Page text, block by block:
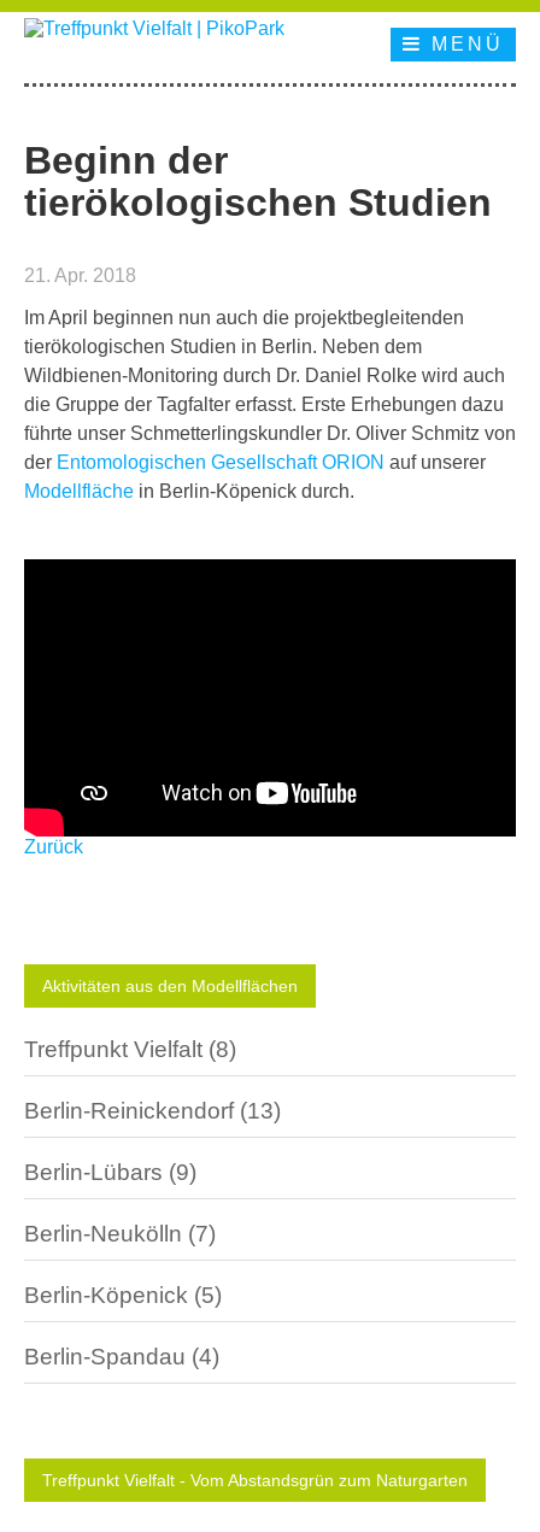
MENÜ
Beginn der
tierökologischen Studien
21. Apr. 2018
Im April beginnen nun auch die projektbegleitenden
tierökologischen Studien in Berlin. Neben dem
Wildbienen-Monitoring durch Dr. Daniel Rolke wird auch
die Gruppe der Tagfalter erfasst. Erste Erhebungen dazu
führte unser Schmetterlingskundler Dr. Oliver Schmitz von
der Entomologischen Gesellschaft ORION auf unserer
Modellfläche in Berlin-Köpenick durch.
Zurück
Aktivitäten aus den Modellflächen
Treffpunkt Vielfalt (8)
Berlin-Reinickendorf (13)
Berlin-Lübars (9)
Berlin-Neukölln (7)
Berlin-Köpenick (5)
Berlin-Spandau (4)
Treffpunkt Vielfalt - Vom Abstandsgrün zum Naturgarten